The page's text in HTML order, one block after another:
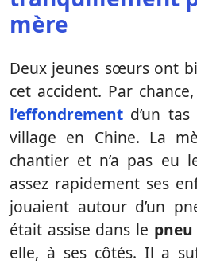
mère
Deux jeunes sœurs ont
cet accident. Par
l’effondrement d’un
village en Chine. La
chantier et n’a pas eu
assez rapidement ses
jouaient autour d’un
était assise dans le pneu
elle, à ses côtés. Il a